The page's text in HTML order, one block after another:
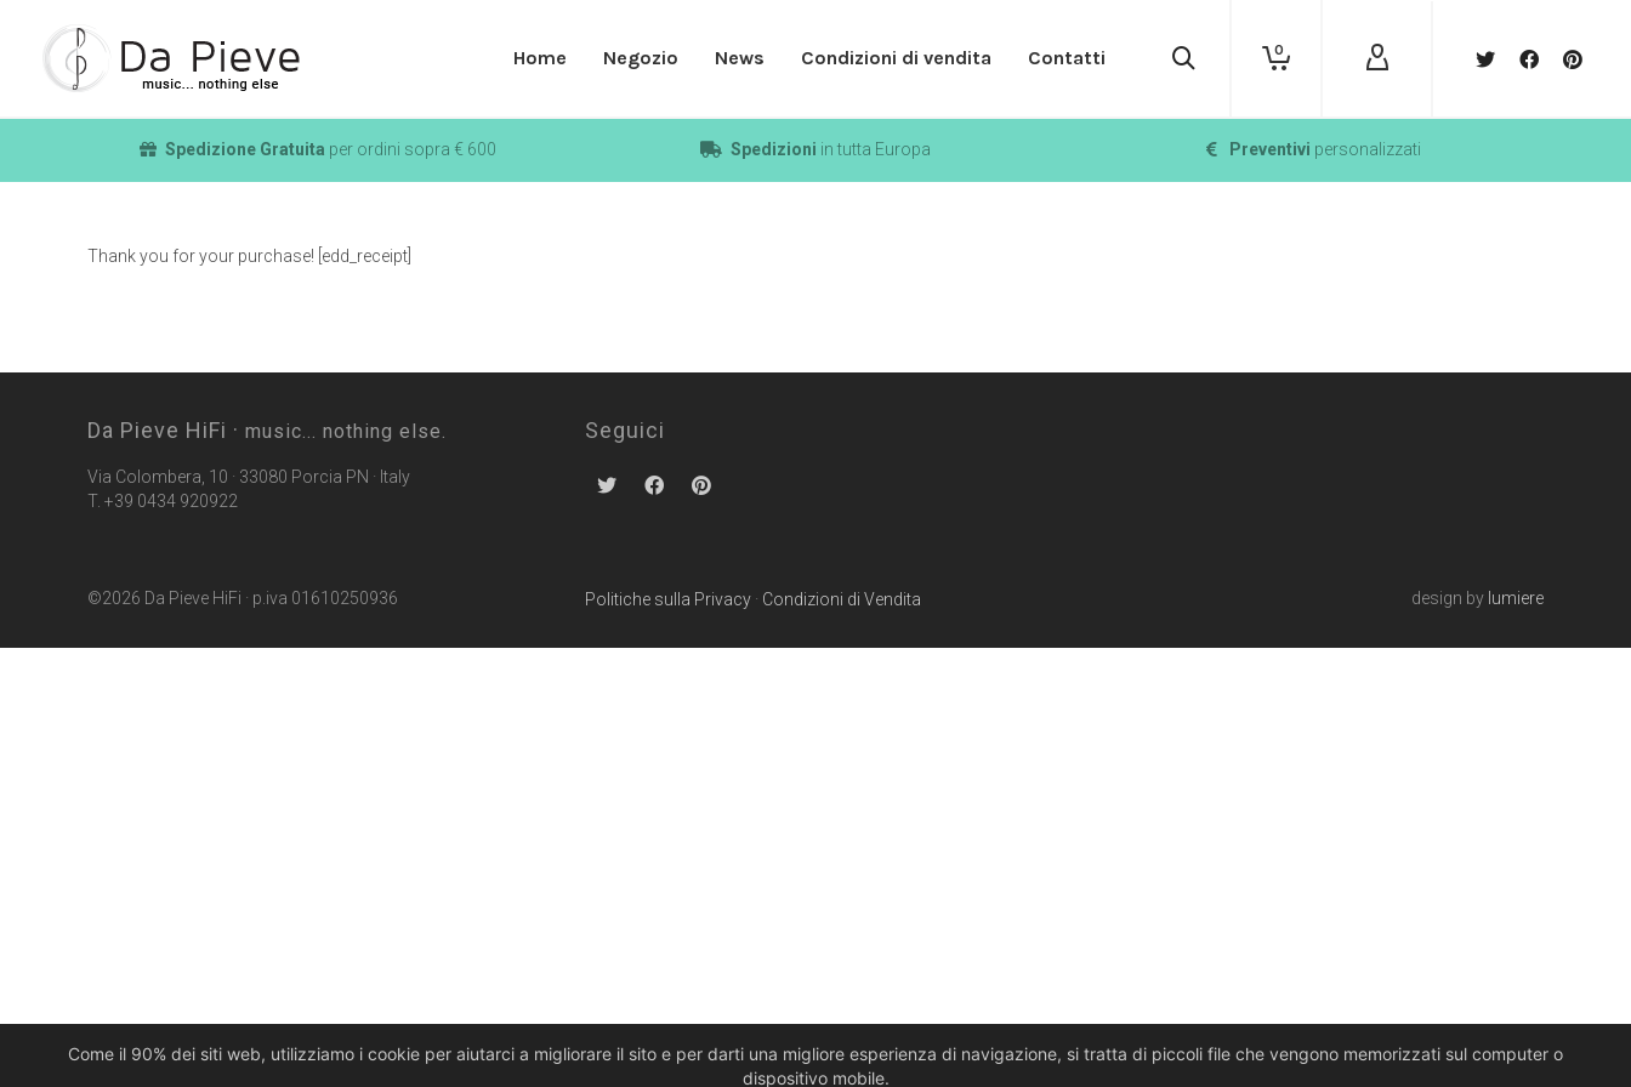
Home Negozio News Condizioni di vendita Contatti 0
Spedizione Gratuita per ordini sopra € 600 Spedizioni in tutta Europa Preventivi personalizzati
Thank you for your purchase! [edd_receipt]
Da Pieve HiFi · music... nothing else.
Via Colombera, 10 · 33080 Porcia PN · Italy
T. +39 0434 920922
©2026 Da Pieve HiFi · p.iva 01610250936
Seguici
Politiche sulla Privacy · Condizioni di Vendita design by lumiere
Come il 90% dei siti web, utilizziamo i cookie per aiutarci a migliorare il sito e per darti una migliore esperienza di navigazione, si tratta di piccoli file che vengono memorizzati sul computer o
dispositivo mobile.